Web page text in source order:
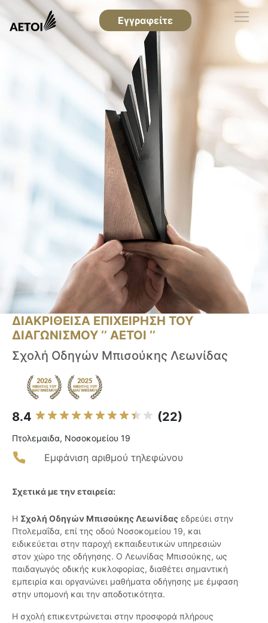
Εγγραφείτε
ΔΙΑΚΡΙΘΕΙΣΑ ΕΠΙΧΕΙΡΗΣΗ ΤΟΥ
ΔΙΑΓΩΝΙΣΜΟΥ ‘’ ΑΕΤΟΙ ‘’
Σχολή Οδηγών Μπισούκης Λεωνίδας
8.4 (22)
Πτολεμαιδα, Νοσοκομείου 19
Εμφάνιση αριθμού τηλεφώνου
Σχετικά με την εταιρεία:
Η Σχολή Οδηγών Μπισούκης Λεωνίδας εδρεύει στην
Πτολεμαΐδα, επί της οδού Νοσοκομείου 19, και
ειδικεύεται στην παροχή εκπαιδευτικών υπηρεσιών
στον χώρο της οδήγησης. Ο Λεωνίδας Μπισούκης, ως
παιδαγωγός οδικής κυκλοφορίας, διαθέτει σημαντική
εμπειρία και οργανώνει μαθήματα οδήγησης με έμφαση
στην υπομονή και την αποδοτικότητα.
Η σχολή επικεντρώνεται στην προσφορά πλήρους